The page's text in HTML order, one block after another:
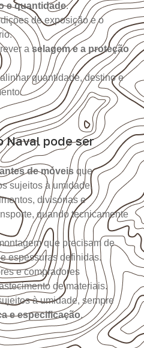
e quantidade.
de exposição e o
a selagem e a proteção
quantidade, destino e
Naval pode ser
de móveis que
sujeitos à umidade.
divisórias e
quando tecnicamente
que precisam de
espessuras definidas.
e compradores
de materiais.
à umidade, sempre
e especificação.